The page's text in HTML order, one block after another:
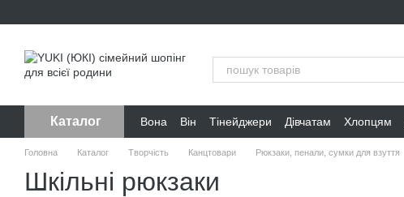
Каталог Вона Він Тінейджери Дівчатам Хлопцям
Головна Каталог Творчість Канцтовари Рюкзаки, пенали, сумки для взуття
Шкільні рюкзаки